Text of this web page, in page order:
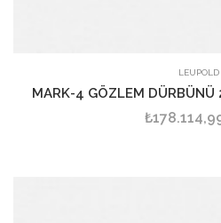
SEPETE
LEUPOLD
MARK-4 GÖZLEM